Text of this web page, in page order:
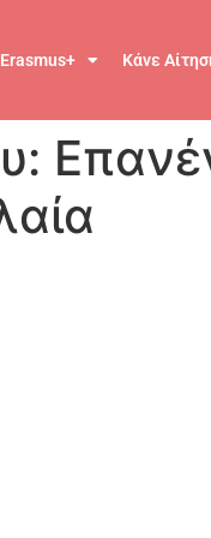
Erasmus+ Κάνε